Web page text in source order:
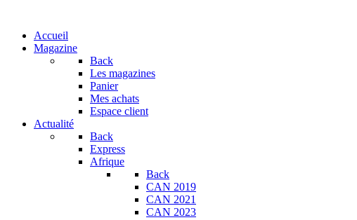
Accueil
Magazine
Back
Les magazines
Panier
Mes achats
Espace client
Actualité
Back
Express
Afrique
Back
CAN 2019
CAN 2021
CAN 2023